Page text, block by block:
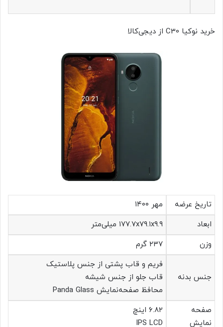
خرید نوکیا C30 از دیجی‌کالا
تاریخ عرضه
مهر ۱۴۰۰
ابعاد
۱۷۷.۷x۷۹.۱x۹.۹ میلی‌متر
وزن
۲۳۷ گرم
جنس بدنه
فریم و قاب پشتی از جنس پلاستیک
قاب جلو از جنس شیشه
محافظ صفحه‌نمایش Panda Glass
صفحه‌
نمایش
۶.۸۲ اینچ
IPS LCD